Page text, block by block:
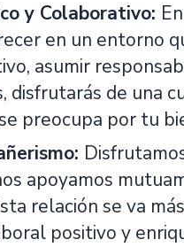
y Colaborativo:
en un entorno
asumir
disfrutarás de una
preocupa por tu
apoyamos
relación se va
positivo y